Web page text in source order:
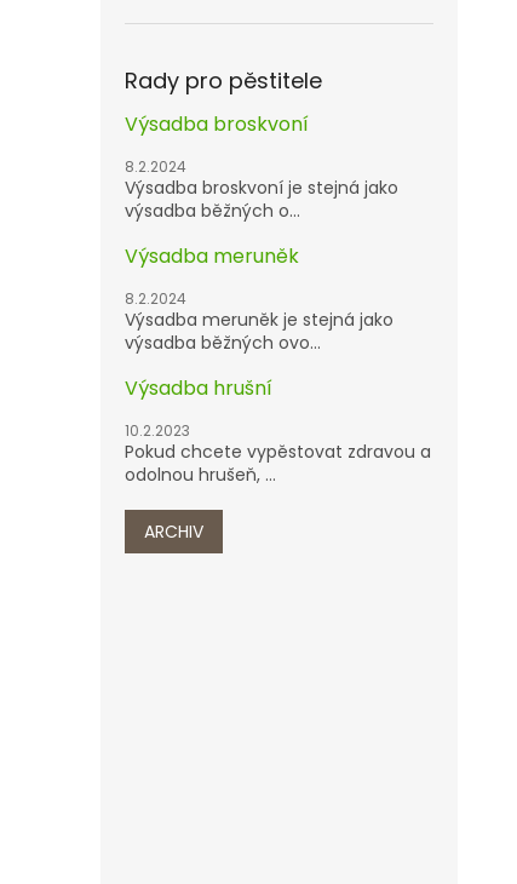
Rady pro pěstitele
Výsadba broskvoní
8.2.2024
Výsadba broskvoní je stejná jako
výsadba běžných o...
Výsadba meruněk
8.2.2024
Výsadba meruněk je stejná jako
výsadba běžných ovo...
Výsadba hrušní
10.2.2023
Pokud chcete vypěstovat zdravou a
odolnou hrušeň, ...
ARCHIV